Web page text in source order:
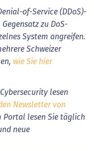
of-Service (DDoS)-
zu DoS-
System angreifen.
Schweizer
wie Sie hier
lesen
Newsletter von
Portal lesen Sie täglich
neue